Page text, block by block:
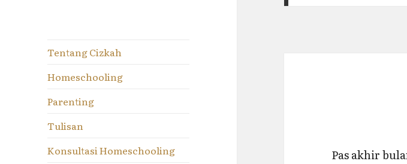
Tentang Cizkah
Homeschooling
Parenting
Tulisan
Konsultasi Homeschooling
Pas akhir